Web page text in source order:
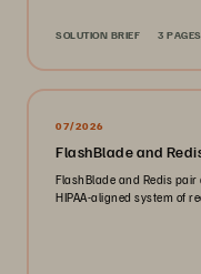
SOLUTION BRIEF 3 PAGES
07/2026
FlashBlade and
FlashBlade and Redis
HIPAA-aligned system of